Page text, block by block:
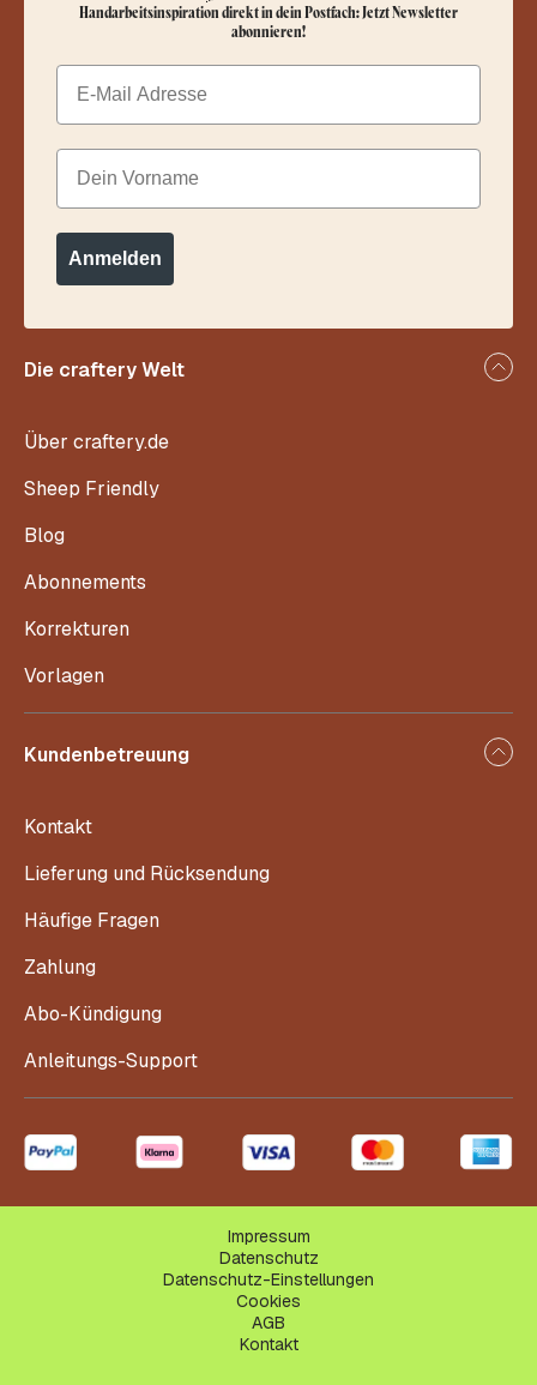
Die craftery Welt
Über craftery.de
Sheep Friendly
Blog
Abonnements
Korrekturen
Vorlagen
Kundenbetreuung
Kontakt
Lieferung und Rücksendung
Häufige Fragen
Zahlung
Abo-Kündigung
Anleitungs-Support
Handarbeitsinspiration direkt in dein Postfach: Jetzt Newsletter
abonnieren!
Email
Dein Vorname
Anmelden
Impressum
Datenschutz
Datenschutz-Einstellungen
Cookies
AGB
Kontakt